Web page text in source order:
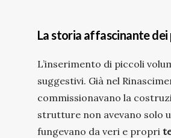
La storia affascinante
L’inserimento di piccoli
suggestivi. Già nel
commissionavano la
strutture non avevano solo
fungevano da veri e propri